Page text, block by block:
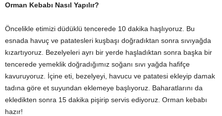
Orman Kebabı Nasıl Yapılır?
Öncelikle etimizi düdüklü tencerede 10 dakika haşlıyoruz. Bu
esnada havuç ve patatesleri kuşbaşı doğradıktan sonra sıvıyağda
kızartıyoruz. Bezelyeleri ayrı bir yerde haşladıktan sonra başka bir
tencerede yemeklik doğradığımız soğanı sıvı yağda hafifçe
kavuruyoruz. İçine eti, bezelyeyi, havucu ve patatesi ekleyip damak
tadına göre et suyundan eklemeye başlıyoruz. Baharatlarını da
ekledikten sonra 15 dakika pişirip servis ediyoruz. Orman kebabı
hazır!